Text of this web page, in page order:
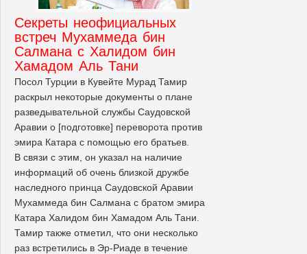
Секреты неофициальных
встреч Мухаммеда бин
Салмана с Халидом бин
Хамадом Аль Тани
Посол Турции в Кувейте Мурад Тамир
раскрыл некоторые документы о плане
разведывательной службы Саудовской
Аравии о [подготовке] переворота против
эмира Катара с помощью его братьев.
В связи с этим, он указал на наличие
информаций об очень близкой дружбе
наследного принца Саудовской Аравии
Мухаммеда бин Салмана с братом эмира
Катара Халидом бин Хамадом Аль Тани.
Тамир также отметил, что они несколько
раз встретились в Эр-Риаде в течение